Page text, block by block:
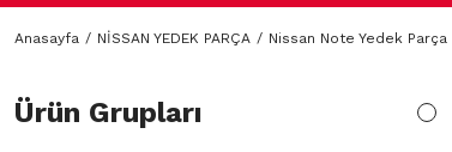
Anasayfa NİSSAN YEDEK PARÇA Nissan Note Yedek Parça
Ürün Grupları